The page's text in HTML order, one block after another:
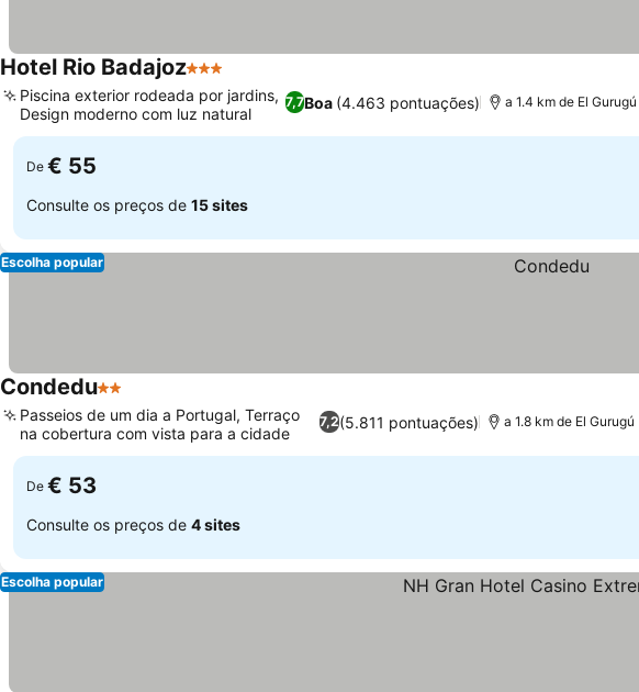
Hotel Rio Badajoz3 Estrelas
7,7Boa (4.463 pontuações)
Piscina exterior rodeada por jardins,
Design moderno com luz natural
a 1.4 km de El Gurugú
De € 55
Consulte os preços de 15 sites
Escolha popular
Condedu2 Estrelas
7,2(5.811 pontuações)
Passeios de um dia a Portugal, Terraço
na cobertura com vista para a cidade
a 1.8 km de El Gurugú
De € 53
Consulte os preços de 4 sites
Escolha popular